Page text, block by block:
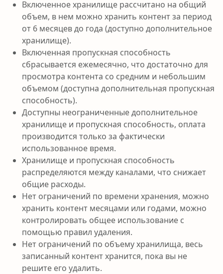
Включенное хранилище рассчитано на общий
объем, в нем можно хранить контент за период
от 6 месяцев до года (доступно дополнительное
хранилище).
Включенная пропускная способность
сбрасывается ежемесячно, что достаточно для
просмотра контента со средним и небольшим
объемом (доступна дополнительная пропускная
способность).
Доступны неограниченные дополнительное
хранилище и пропускная способность, оплата
производится только за фактически
использованное время.
Хранилище и пропускная способность
распределяются между каналами, что снижает
общие расходы.
Нет ограничений по времени хранения, можно
хранить контент месяцами или годами, можно
контролировать общее использование с
помощью правил удаления.
Нет ограничений по объему хранилища, весь
записанный контент хранится, пока вы не
решите его удалить.